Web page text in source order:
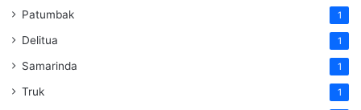
Patumbak 1
Delitua 1
Samarinda 1
Truk 1